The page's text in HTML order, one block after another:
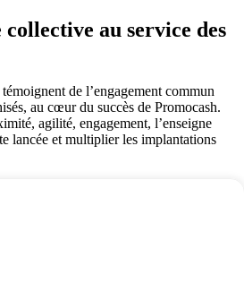
au service des
de l’engagement commun
au cœur du succès de Promocash.
agilité, engagement, l’enseigne
lancée et multiplier les implantations